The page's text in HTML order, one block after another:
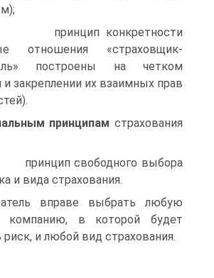
конкретности
отношения «страховщик-
построены на четком
и закреплении их взаимных прав
принципам страхования
свободного выбора
и вида страхования.
вправе выбрать любую
компанию, в которой будет
риск, и любой вид страхования.